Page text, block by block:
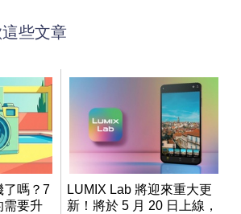
些文章
了嗎？7
需要升
LUMIX Lab 將迎來重大更
新！將於 5 月 20 日上線，